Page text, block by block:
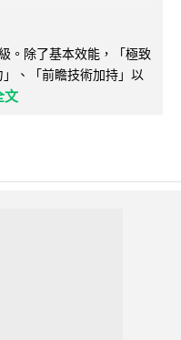
。除了基本效能，「極致
、「前瞻技術加持」以
文